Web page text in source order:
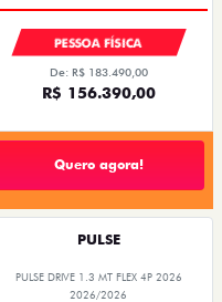
PESSOA FÍSICA
De: R$ 183.490,00
R$ 156.390,00
Quero agora!
PULSE
PULSE DRIVE 1.3 MT FLEX 4P 2026
2026/2026